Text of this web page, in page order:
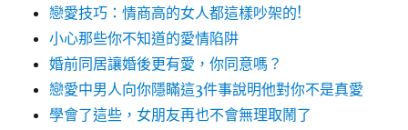
戀愛技巧：情商高的女人都這樣吵架的!
小心那些你不知道的愛情陷阱
婚前同居讓婚後更有愛，你同意嗎？
戀愛中男人向你隱瞞這3件事說明他對你不是真愛
學會了這些，女朋友再也不會無理取鬧了